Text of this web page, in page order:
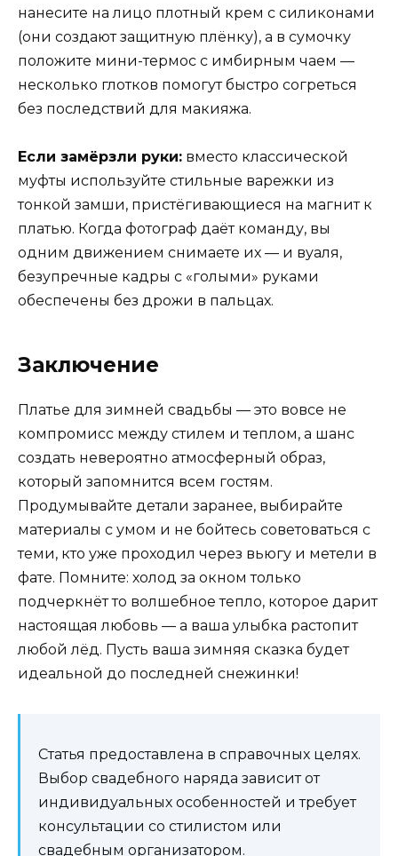
нанесите на лицо плотный крем с силиконами
(они создают защитную плёнку), а в сумочку
положите мини-термос с имбирным чаем —
несколько глотков помогут быстро согреться
без последствий для макияжа.
Если замёрзли руки: вместо классической
муфты используйте стильные варежки из
тонкой замши, пристёгивающиеся на магнит к
платью. Когда фотограф даёт команду, вы
одним движением снимаете их — и вуаля,
безупречные кадры с «голыми» руками
обеспечены без дрожи в пальцах.
Заключение
Платье для зимней свадьбы — это вовсе не
компромисс между стилем и теплом, а шанс
создать невероятно атмосферный образ,
который запомнится всем гостям.
Продумывайте детали заранее, выбирайте
материалы с умом и не бойтесь советоваться с
теми, кто уже проходил через вьюгу и метели в
фате. Помните: холод за окном только
подчеркнёт то волшебное тепло, которое дарит
настоящая любовь — а ваша улыбка растопит
любой лёд. Пусть ваша зимняя сказка будет
идеальной до последней снежинки!
Статья предоставлена в справочных целях.
Выбор свадебного наряда зависит от
индивидуальных особенностей и требует
консультации со стилистом или
свадебным организатором.